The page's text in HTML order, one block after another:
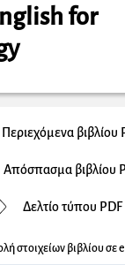
for
Περιεχόμενα βιβλίου
Απόσπασμα βιβλίου
Δελτίο τύπου PDF
στοιχείων βιβλίου σε